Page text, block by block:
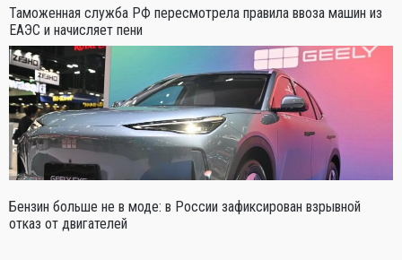
Таможенная служба РФ пересмотрела правила ввоза машин из
ЕАЭС и начисляет пени
Бензин больше не в моде: в России зафиксирован взрывной
отказ от двигателей